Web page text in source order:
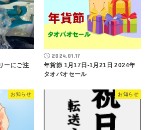
ーにご注
2024.01.17
年貨節 1月17日-1月21日 2024年
タオバオセール
お知らせ お知らせ